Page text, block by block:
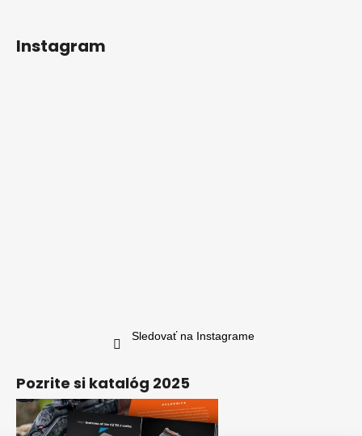
Instagram
Sledovať na Instagrame
Pozrite si katalóg 2025